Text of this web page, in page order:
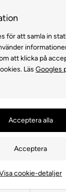
för att samla in
att klicka på
LäsGoogles
cookie-detaljer
för
»Hundbur
idealisk för stora